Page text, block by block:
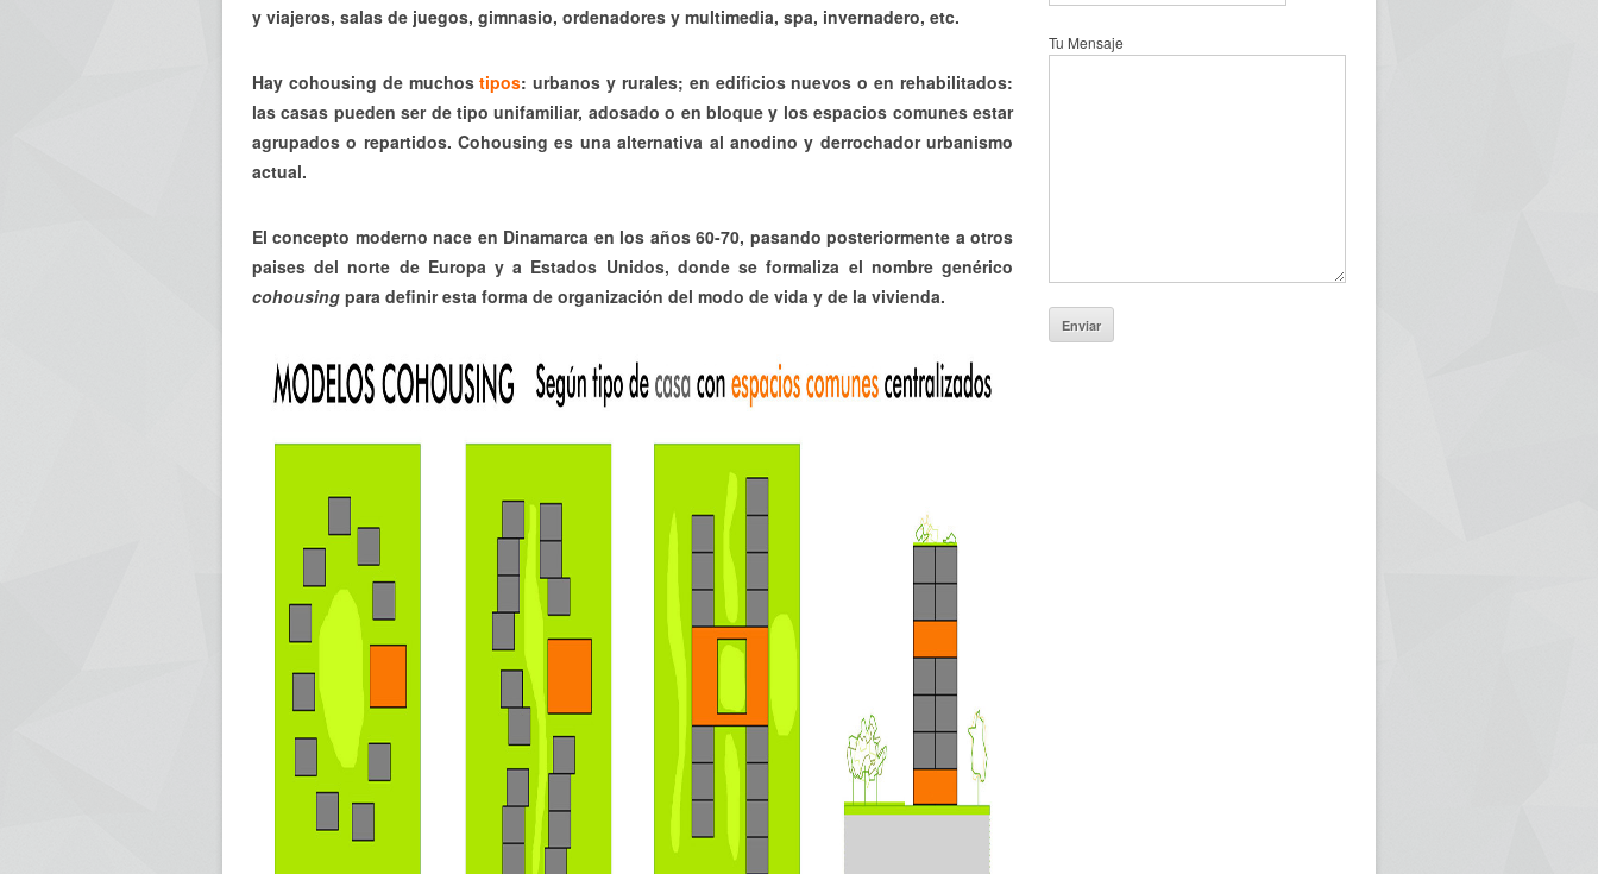
y viajeros, salas de juegos, gimnasio, ordenadores y multimedia, spa, invernadero, etc.
Hay cohousing de muchostipos: urbanos y rurales; en edificios nuevos o en rehabilitados:
las casas pueden ser de tipo unifamiliar, adosado o en bloque y los espacios comunes estar
agrupados o repartidos. Cohousing es una alternativa al anodino y derrochador urbanismo
actual.
El concepto moderno nace en Dinamarca en los años 60-70, pasando posteriormente a otros
paises del norte de Europa y a Estados Unidos, donde se formaliza el nombre genérico
cohousing para definir esta forma de organización del modo de vida y de la vivienda.
Tu Mensaje